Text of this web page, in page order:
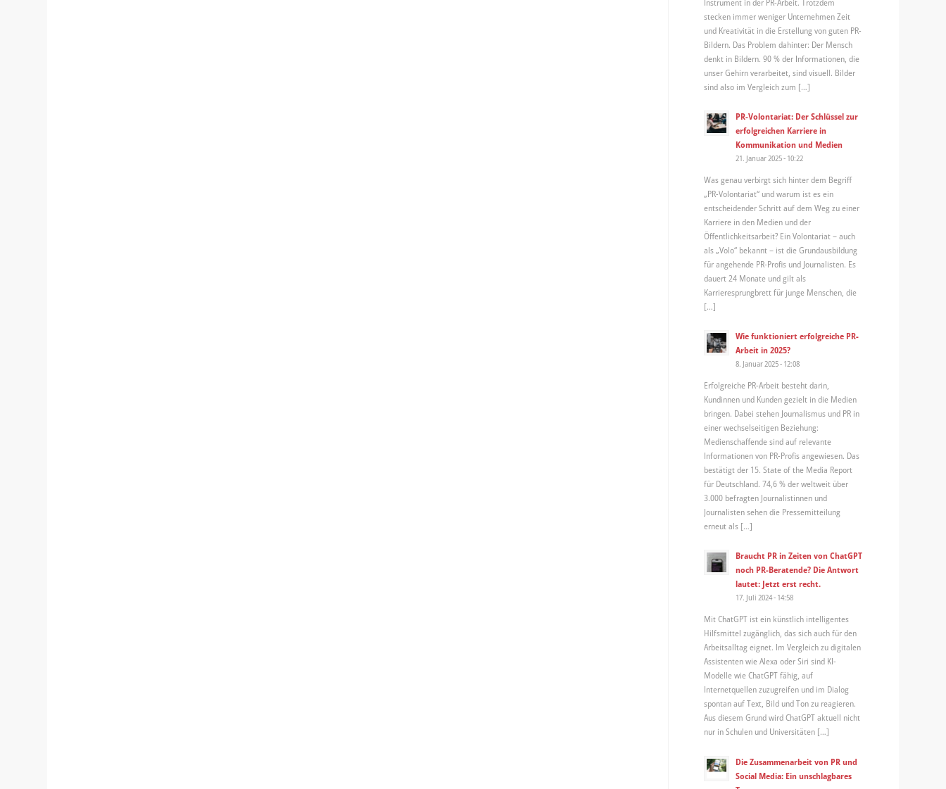
stecken immer weniger Unternehmen Zeit
und Kreativität in die Erstellung von guten PR-
Bildern. Das Problem dahinter: Der Mensch
denkt in Bildern. 90 % der Informationen, die
unser Gehirn verarbeitet, sind visuell. Bilder
sind also im Vergleich zum […]
PR-Volontariat: Der Schlüssel zur
erfolgreichen Karriere in
Kommunikation und Medien
21. Januar 2025 - 10:22
Was genau verbirgt sich hinter dem Begriff
„PR-Volontariat“ und warum ist es ein
entscheidender Schritt auf dem Weg zu einer
Karriere in den Medien und der
Öffentlichkeitsarbeit? Ein Volontariat – auch
als „Volo“ bekannt – ist die Grundausbildung
für angehende PR-Profis und Journalisten. Es
dauert 24 Monate und gilt als
Karrieresprungbrett für junge Menschen, die
[…]
Wie funktioniert erfolgreiche PR-
Arbeit in 2025?
8. Januar 2025 - 12:08
Erfolgreiche PR-Arbeit besteht darin,
Kundinnen und Kunden gezielt in die Medien
bringen. Dabei stehen Journalismus und PR in
einer wechselseitigen Beziehung:
Medienschaffende sind auf relevante
Informationen von PR-Profis angewiesen. Das
bestätigt der 15. State of the Media Report
für Deutschland. 74,6 % der weltweit über
3.000 befragten Journalistinnen und
Journalisten sehen die Pressemitteilung
erneut als […]
Braucht PR in Zeiten von ChatGPT
noch PR-Beratende? Die Antwort
lautet: Jetzt erst recht.
17. Juli 2024 - 14:58
Mit ChatGPT ist ein künstlich intelligentes
Hilfsmittel zugänglich, das sich auch für den
Arbeitsalltag eignet. Im Vergleich zu digitalen
Assistenten wie Alexa oder Siri sind KI-
Modelle wie ChatGPT fähig, auf
Internetquellen zuzugreifen und im Dialog
spontan auf Text, Bild und Ton zu reagieren.
Aus diesem Grund wird ChatGPT aktuell nicht
nur in Schulen und Universitäten […]
Die Zusammenarbeit von PR und
Social Media: Ein unschlagbares